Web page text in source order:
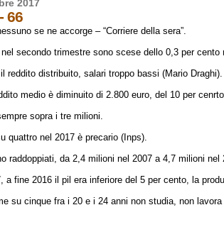
2017
66
se ne accorge – “Corriere della sera”.
secondo trimestre sono scese dello 0,3 per cento
reddito distribuito, salari troppo bassi (Mario Draghi).
medio è diminuito di 2.800 euro, del 10 per
sopra i tre milioni.
quattro nel 2017 è precario (Inps).
raddoppiati, da 2,4 milioni nel 2007 a 4,7 milioni nel
a fine 2016 il pil era inferiore del 5 per cento, la
su cinque fra i 20 e i 24 anni non studia, non lavora